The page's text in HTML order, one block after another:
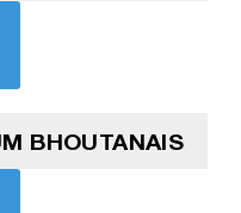
BHOUTANAIS